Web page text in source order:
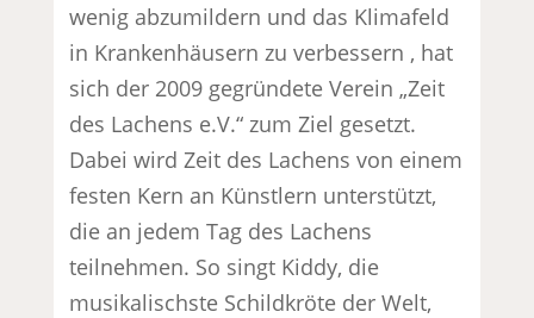
wenig abzumildern und das Klimafeld
in Krankenhäusern zu verbessern , hat
sich der 2009 gegründete Verein „Zeit
des Lachens e.V.“ zum Ziel gesetzt.
Dabei wird Zeit des Lachens von einem
festen Kern an Künstlern unterstützt,
die an jedem Tag des Lachens
teilnehmen. So singt Kiddy, die
musikalischste Schildkröte der Welt,